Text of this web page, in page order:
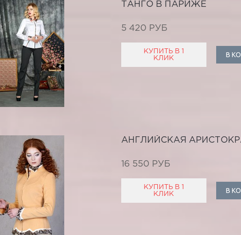
ТАНГО В ПАРИЖЕ
5 420 РУБ
КУПИТЬ В 1
КЛИК
В
АНГЛИЙСКАЯ
16 550 РУБ
КУПИТЬ В 1
КЛИК
В